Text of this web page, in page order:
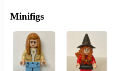
Minifigs